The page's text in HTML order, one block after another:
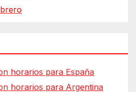
horarios para España
horarios para Argentina